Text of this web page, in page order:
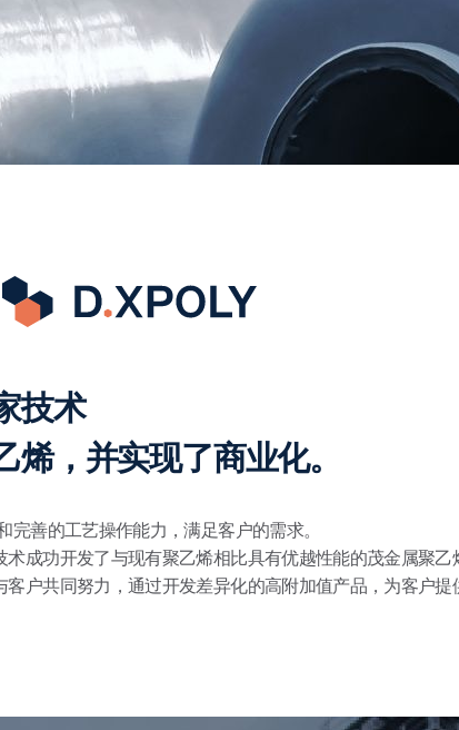
技术
，并实现了商业化。
善的工艺操作能力，满足客户的需求。
成功开发了与现有聚乙烯相比具有优越性能的茂金属聚乙
户共同努力，通过开发差异化的高附加值产品，为客户提